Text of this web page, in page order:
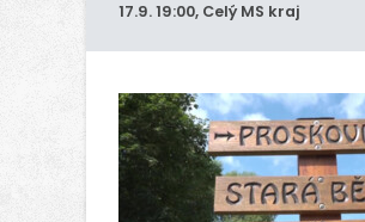
17.9.19:00, Celý MS kraj